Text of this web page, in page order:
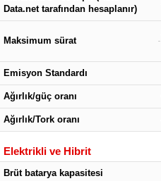
Data.net tarafından hesaplanır)
Maksimum sürat
Emisyon Standardı
Ağırlık/güç oranı
Ağırlık/Tork oranı
Elektrikli ve Hibrit
Brüt batarya kapasitesi